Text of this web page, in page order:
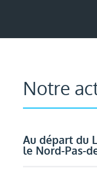
Notre
Au départ du
le Nord-Pas-